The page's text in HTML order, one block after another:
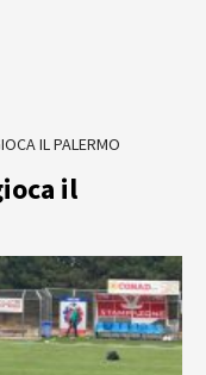
IL PALERMO
il